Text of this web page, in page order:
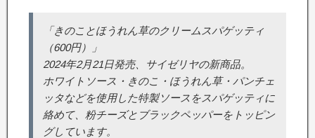
「きのことほうれん草のクリームスパゲッティ
（600円）」
2024年2月21日発売、サイゼリヤの新商品。
ホワイトソース・きのこ・ほうれん草・パンチェ
ッタなどを使用した特製ソースをスパゲッティに
絡めて、粉チーズとブラックペッパーをトッピン
グしています。